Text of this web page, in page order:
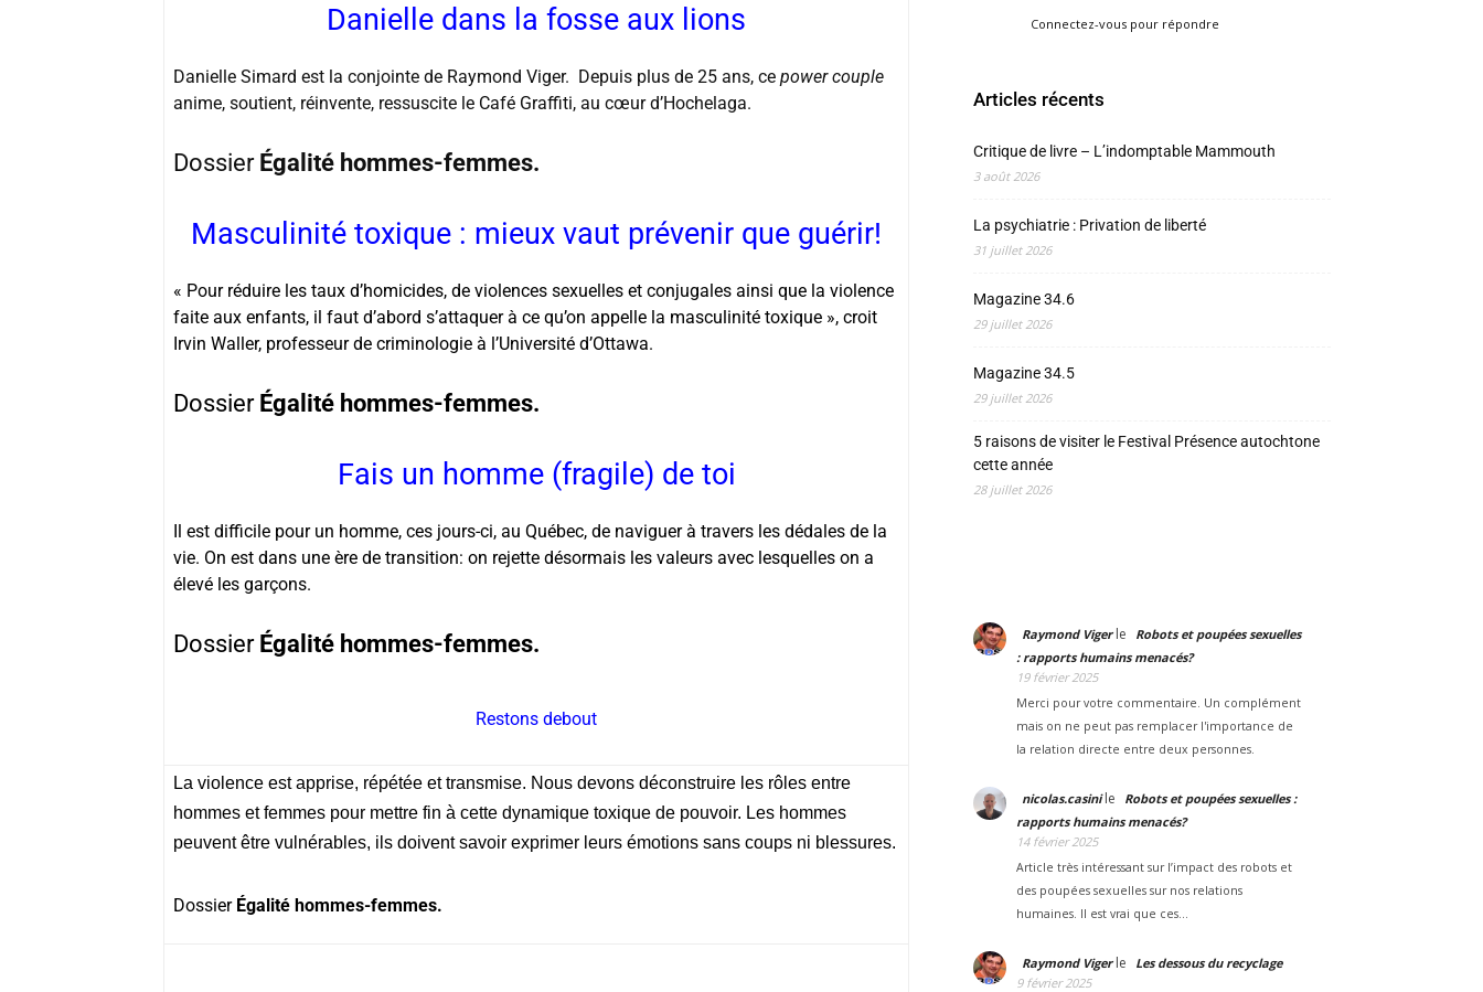
Danielle dans la fosse aux lions
Danielle Simard est la conjointe de Raymond Viger. Depuis plus de 25 ans, ce power couple
anime, soutient, réinvente, ressuscite le Café Graffiti, au cœur d’Hochelaga.
Dossier Égalité hommes-femmes.
Masculinité toxique : mieux vaut prévenir que guérir!
« Pour réduire les taux d’homicides, de violences sexuelles et conjugales ainsi que la violence
faite aux enfants, il faut d’abord s’attaquer à ce qu’on appelle la masculinité toxique », croit
Irvin Waller, professeur de criminologie à l’Université d’Ottawa.
Dossier Égalité hommes-femmes.
Fais un homme (fragile) de toi
Il est difficile pour un homme, ces jours-ci, au Québec, de naviguer à travers les dédales de la
vie. On est dans une ère de transition: on rejette désormais les valeurs avec lesquelles on a
élevé les garçons.
Dossier Égalité hommes-femmes.
Restons debout
La violence est apprise, répétée et transmise. Nous devons déconstruire les rôles entre
hommes et femmes pour mettre fin à cette dynamique toxique de pouvoir. Les hommes
peuvent être vulnérables, ils doivent savoir exprimer leurs émotions sans coups ni blessures.
Dossier Égalité hommes-femmes.
Connectez-vous pour répondre
Articles récents
Critique de livre – L’indomptable Mammouth
3 août 2026
La psychiatrie : Privation de liberté
31 juillet 2026
Magazine 34.6
29 juillet 2026
Magazine 34.5
29 juillet 2026
5 raisons de visiter le Festival Présence autochtone
cette année
28 juillet 2026
Raymond Vigerle
Robots et poupées sexuelles
: rapports humains menacés?
19 février 2025
Merci pour votre commentaire. Un complément
mais on ne peut pas remplacer l'importance de
la relation directe entre deux personnes.
nicolas.casinile
Robots et poupées sexuelles :
rapports humains menacés?
14 février 2025
Article très intéressant sur l’impact des robots et
des poupées sexuelles sur nos relations
humaines. Il est vrai que ces…
Raymond Vigerle
Les dessous du recyclage
9 février 2025